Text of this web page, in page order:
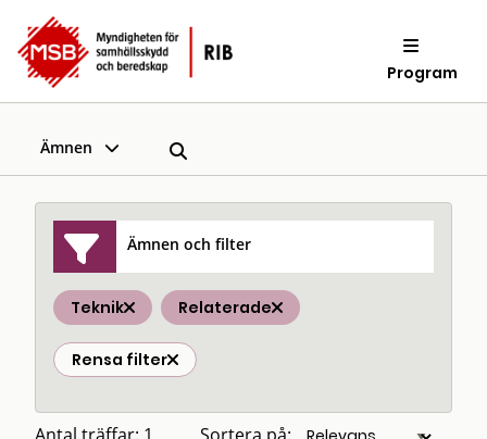
Program
Ämnen
Ämnen och filter
Teknik Relaterade
Rensa filter